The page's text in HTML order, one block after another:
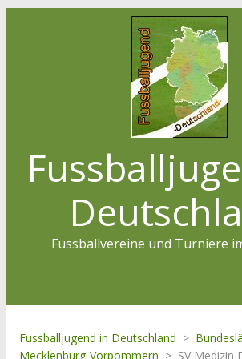
Fussballvereine und Turniere
Fussballjugend in Deutschland >
Mecklenburg-Vorpommern > SV Medizin